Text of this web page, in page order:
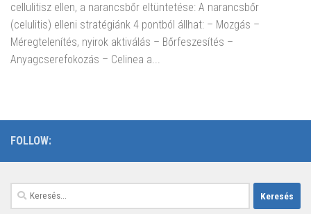
cellulitisz ellen, a narancsbőr eltüntetése: A narancsbőr
(celulitis) elleni stratégiánk 4 pontból állhat: – Mozgás –
Méregtelenítés, nyirok aktiválás – Bőrfeszesítés –
Anyagcserefokozás – Celinea a...
FOLLOW:
Keresés: